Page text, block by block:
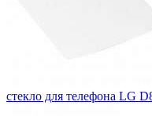
стекло для телефона LG